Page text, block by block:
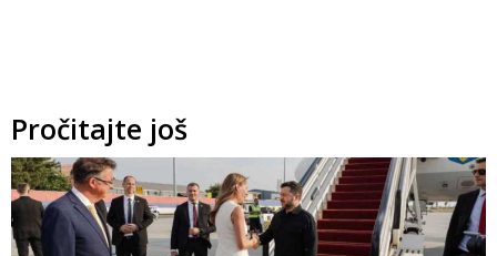
Pročitajte još